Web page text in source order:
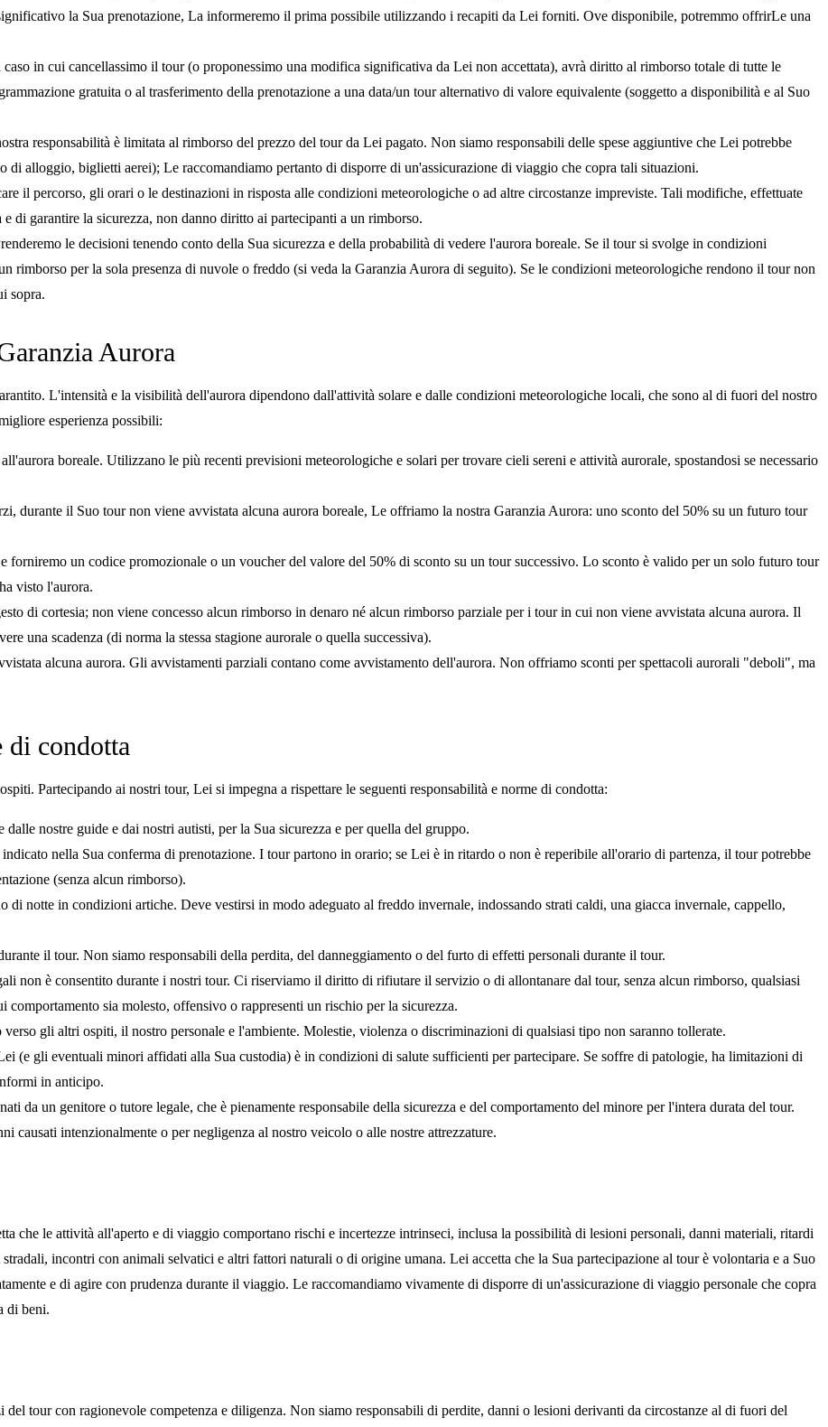
la Sua prenotazione, La informeremo il prima possibile utilizzando i recapiti da Lei forniti. Ove disponibile, potremmo offrirLe una
caso in cui cancellassimo il tour (o proponessimo una modifica significativa da Lei non accettata), avrà diritto al rimborso totale di tutte le
gratuita o al trasferimento della prenotazione a una data/un tour alternativo di valore equivalente (soggetto a disponibilità e al Suo
responsabilità è limitata al rimborso del prezzo del tour da Lei pagato. Non siamo responsabili delle spese aggiuntive che Lei potrebbe
di alloggio, biglietti aerei); Le raccomandiamo pertanto di disporre di un'assicurazione di viaggio che copra tali situazioni.
il percorso, gli orari o le destinazioni in risposta alle condizioni meteorologiche o ad altre circostanze impreviste. Tali modifiche, effettuate
di garantire la sicurezza, non danno diritto ai partecipanti a un rimborso.
le decisioni tenendo conto della Sua sicurezza e della probabilità di vedere l'aurora boreale. Se il tour si svolge in condizioni
rimborso per la sola presenza di nuvole o freddo (si veda la Garanzia Aurora di seguito). Se le condizioni meteorologiche rendono il tour non
sopra.
Aurora
L'intensità e la visibilità dell'aurora dipendono dall'attività solare e dalle condizioni meteorologiche locali, che sono al di fuori del nostro
esperienza possibili:
boreale. Utilizzano le più recenti previsioni meteorologiche e solari per trovare cieli sereni e attività aurorale, spostandosi se necessario
durante il Suo tour non viene avvistata alcuna aurora boreale, Le offriamo la nostra Garanzia Aurora: uno sconto del 50% su un futuro tour
forniremo un codice promozionale o un voucher del valore del 50% di sconto su un tour successivo. Lo sconto è valido per un solo futuro tour
visto l'aurora.
di cortesia; non viene concesso alcun rimborso in denaro né alcun rimborso parziale per i tour in cui non viene avvistata alcuna aurora. Il
una scadenza (di norma la stessa stagione aurorale o quella successiva).
alcuna aurora. Gli avvistamenti parziali contano come avvistamento dell'aurora. Non offriamo sconti per spettacoli aurorali "deboli", ma
di condotta
Partecipando ai nostri tour, Lei si impegna a rispettare le seguenti responsabilità e norme di condotta:
nostre guide e dai nostri autisti, per la Sua sicurezza e per quella del gruppo.
nella Sua conferma di prenotazione. I tour partono in orario; se Lei è in ritardo o non è reperibile all'orario di partenza, il tour potrebbe
(senza alcun rimborso).
di notte in condizioni artiche. Deve vestirsi in modo adeguato al freddo invernale, indossando strati caldi, una giacca invernale, cappello,
il tour. Non siamo responsabili della perdita, del danneggiamento o del furto di effetti personali durante il tour.
non è consentito durante i nostri tour. Ci riserviamo il diritto di rifiutare il servizio o di allontanare dal tour, senza alcun rimborso, qualsiasi
sia molesto, offensivo o rappresenti un rischio per la sicurezza.
verso gli altri ospiti, il nostro personale e l'ambiente. Molestie, violenza o discriminazioni di qualsiasi tipo non saranno tollerate.
(e gli eventuali minori affidati alla Sua custodia) è in condizioni di salute sufficienti per partecipare. Se soffre di patologie, ha limitazioni di
in anticipo.
da un genitore o tutore legale, che è pienamente responsabile della sicurezza e del comportamento del minore per l'intera durata del tour.
causati intenzionalmente o per negligenza al nostro veicolo o alle nostre attrezzature.
che le attività all'aperto e di viaggio comportano rischi e incertezze intrinseci, inclusa la possibilità di lesioni personali, danni materiali, ritardi
incontri con animali selvatici e altri fattori naturali o di origine umana. Lei accetta che la Sua partecipazione al tour è volontaria e a Suo
e di agire con prudenza durante il viaggio. Le raccomandiamo vivamente di disporre di un'assicurazione di viaggio personale che copra
di beni.
tour con ragionevole competenza e diligenza. Non siamo responsabili di perdite, danni o lesioni derivanti da circostanze al di fuori del